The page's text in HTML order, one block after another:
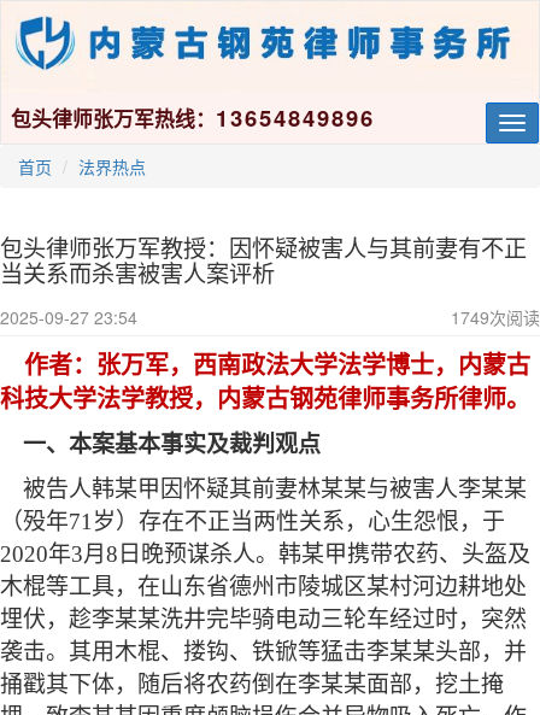
包头律师张万军热线： 13654849896
首页 法界热点
包头律师张万军教授：因怀疑被害人与其前妻有不正
当关系而杀害被害人案评析
2025-09-27 23:54 1749次阅读
作者：张万军，西南政法大学法学博士，内蒙古
科技大学法学教授，内蒙古钢苑律师事务所律师。
一、本案基本事实及裁判观点
被告人韩某甲因怀疑其前妻林某某与被害人李某某
（殁年71岁）存在不正当两性关系，心生怨恨，于
2020年3月8日晚预谋杀人。韩某甲携带农药、头盔及
木棍等工具，在山东省德州市陵城区某村河边耕地处
埋伏，趁李某某洗井完毕骑电动三轮车经过时，突然
袭击。其用木棍、搂钩、铁锨等猛击李某某头部，并
捅戳其下体，随后将农药倒在李某某面部，挖土掩